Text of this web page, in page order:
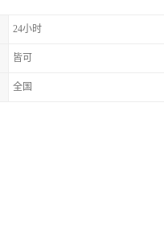
24小时
皆可
全国